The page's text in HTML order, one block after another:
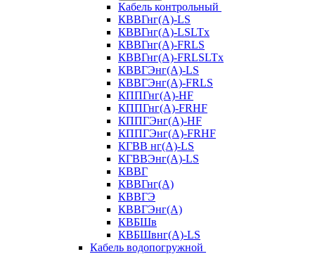
Кабель контрольный
КВВГнг(А)-LS
КВВГнг(А)-LSLTx
КВВГнг(А)-FRLS
КВВГнг(А)-FRLSLTx
КВВГЭнг(А)-LS
КВВГЭнг(А)-FRLS
КППГнг(А)-HF
КППГнг(А)-FRHF
КППГЭнг(А)-HF
КППГЭнг(А)-FRHF
КГВВ нг(А)-LS
КГВВЭнг(А)-LS
КВВГ
КВВГнг(А)
КВВГЭ
КВВГЭнг(А)
КВБШв
КВБШвнг(А)-LS
Кабель водопогружной